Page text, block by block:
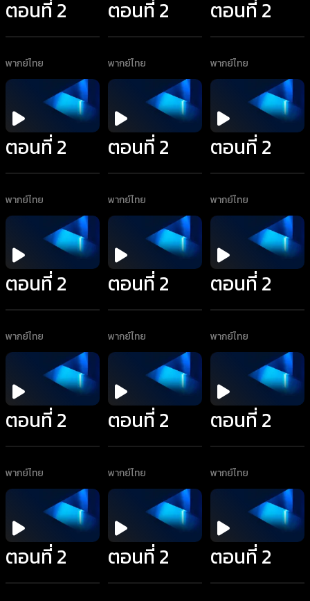
ตอนที่ 2
พากย์ไทย
ตอนที่ 2
พากย์ไทย
ตอนที่ 2
พากย์ไทย
ตอนที่ 2
พากย์ไทย
ตอนที่ 2
พากย์ไทย
ตอนที่ 2
พากย์ไทย
ตอนที่ 2
พากย์ไทย
ตอนที่ 2
พากย์ไทย
ตอนที่ 2
พากย์ไทย
ตอนที่ 2
พากย์ไทย
ตอนที่ 2
พากย์ไทย
ตอนที่ 2
พากย์ไทย
ตอนที่ 2 ตอนที่ 2 ตอนที่ 2